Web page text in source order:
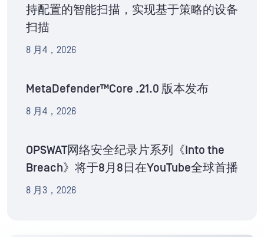
持配置的智能扫描，实现基于策略的设备
扫描
8 月4，2026
MetaDefender™Core .21.0 版本发布
8 月4，2026
OPSWAT网络安全纪录片系列《Into the
Breach》将于8月8日在YouTube全球首播
8 月3，2026